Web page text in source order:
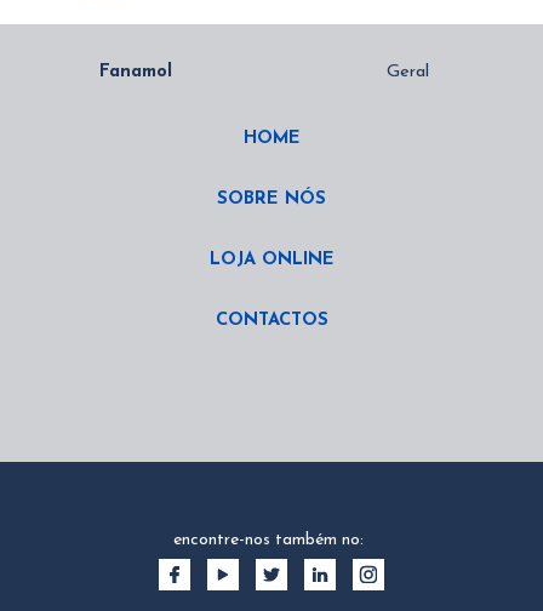
HOME
SOBRE NÓS
LOJA ONLINE
CONTACTOS
encontre-nos também no: